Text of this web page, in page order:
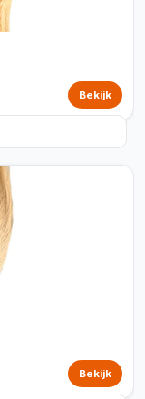
Bekijk
Bekijk